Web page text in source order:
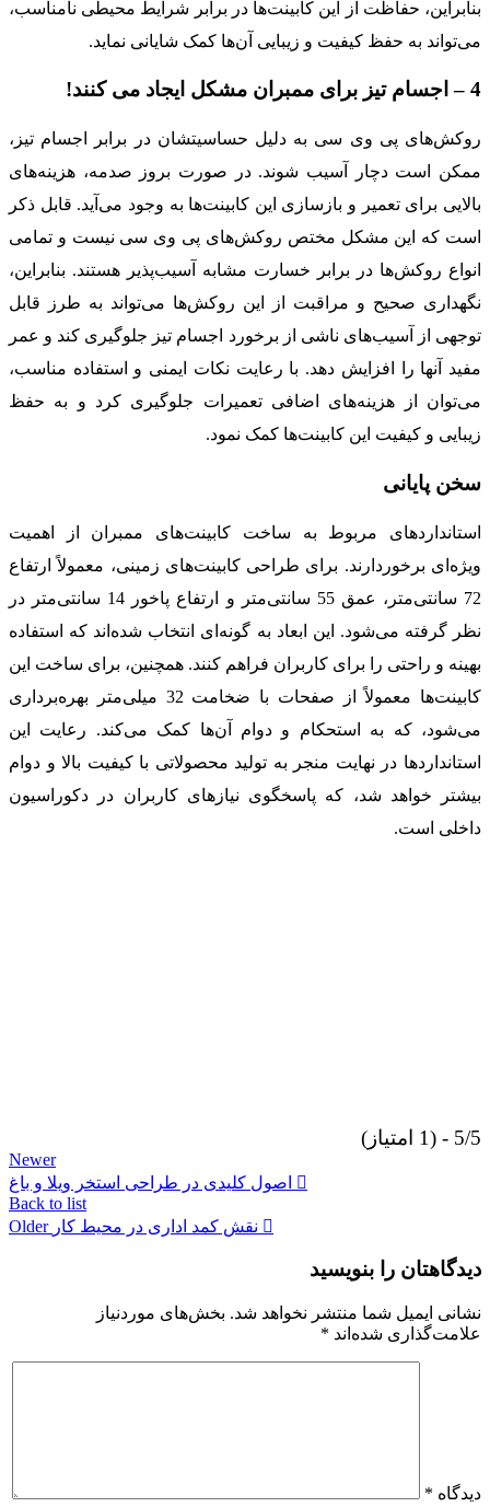
بنابراین، حفاظت از این کابینت‌ها در برابر شرایط محیطی نامناسب،
می‌تواند به حفظ کیفیت و زیبایی آن‌ها کمک شایانی نماید.
4 – اجسام تیز برای ممبران مشکل ایجاد می کنند!
روکش‌های پی وی سی به دلیل حساسیتشان در برابر اجسام تیز،
ممکن است دچار آسیب شوند. در صورت بروز صدمه، هزینه‌های
بالایی برای تعمیر و بازسازی این کابینت‌ها به وجود می‌آید. قابل ذکر
است که این مشکل مختص روکش‌های پی وی سی نیست و تمامی
انواع روکش‌ها در برابر خسارت مشابه آسیب‌پذیر هستند. بنابراین،
نگهداری صحیح و مراقبت از این روکش‌ها می‌تواند به طرز قابل
توجهی از آسیب‌های ناشی از برخورد اجسام تیز جلوگیری کند و عمر
مفید آنها را افزایش دهد. با رعایت نکات ایمنی و استفاده مناسب،
می‌توان از هزینه‌های اضافی تعمیرات جلوگیری کرد و به حفظ
زیبایی و کیفیت این کابینت‌ها کمک نمود.
سخن پایانی
استانداردهای مربوط به ساخت کابینت‌های ممبران از اهمیت
ویژه‌ای برخوردارند. برای طراحی کابینت‌های زمینی، معمولاً ارتفاع
72 سانتی‌متر، عمق 55 سانتی‌متر و ارتفاع پاخور 14 سانتی‌متر در
نظر گرفته می‌شود. این ابعاد به گونه‌ای انتخاب شده‌اند که استفاده
بهینه و راحتی را برای کاربران فراهم کنند. همچنین، برای ساخت این
کابینت‌ها معمولاً از صفحات با ضخامت 32 میلی‌متر بهره‌برداری
می‌شود، که به استحکام و دوام آن‌ها کمک می‌کند. رعایت این
استانداردها در نهایت منجر به تولید محصولاتی با کیفیت بالا و دوام
بیشتر خواهد شد، که پاسخگوی نیازهای کاربران در دکوراسیون
داخلی است.
5/5 - (1 امتیاز)
Newer
اصول کلیدی در طراحی استخر ویلا و باغ
Back to list
Older نقش کمد اداری در محیط کار
دیدگاهتان را بنویسید
نشانی ایمیل شما منتشر نخواهد شد. بخش‌های موردنیاز
علامت‌گذاری شده‌اند *
دیدگاه *